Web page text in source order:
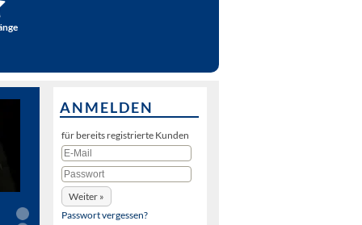
ANMELDEN
für bereits registrierte Kunden
Passwort vergessen?